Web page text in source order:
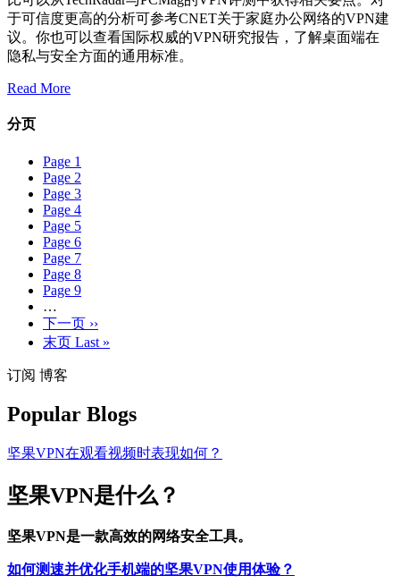
于可信度更高的分析可参考CNET关于家庭办公网络的VPN建
议。你也可以查看国际权威的VPN研究报告，了解桌面端在
隐私与安全方面的通用标准。
Read More
分页
Page 1
Page 2
Page 3
Page 4
Page 5
Page 6
Page 7
Page 8
Page 9
…
下一页 ››
末页 Last »
订阅 博客
Popular Blogs
坚果VPN在观看视频时表现如何？
坚果VPN是什么？
坚果VPN是一款高效的网络安全工具。
如何测速并优化手机端的坚果VPN使用体验？